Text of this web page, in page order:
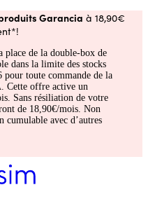
Garancia à 18,90€
place de la double-box de
dans la limite des stocks
pour toute commande de la
Cette offre active un
Sans résiliation de votre
de 18,90€/mois. Non
cumulable avec d’autres